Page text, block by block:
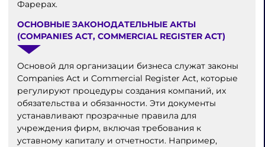
Фарерах.
ОСНОВНЫЕ ЗАКОНОДАТЕЛЬНЫЕ АКТЫ
(COMPANIES ACT, COMMERCIAL REGISTER ACT)
Основой для организации бизнеса служат законы
Companies Act и Commercial Register Act, которые
регулируют процедуры создания компаний, их
обязательства и обязанности. Эти документы
устанавливают прозрачные правила для
учреждения фирм, включая требования к
уставному капиталу и отчетности. Например,